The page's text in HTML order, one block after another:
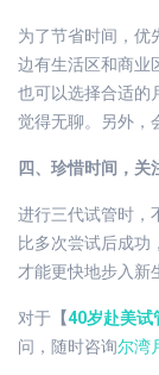
为了节省时间，优
边有生活区和商业
也可以选择合适的
觉得无聊。另外，
四、珍惜时间，关
进行三代试管时，
比多次尝试后成功
才能更快地步入新
对于 【40岁赴美试
问，随时咨询尔湾